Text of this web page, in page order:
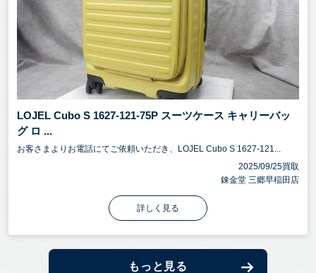
LOJEL Cubo S 1627-121-75P スーツケース キャリーバッ
グ ロ ...
お客さまよりお電話にてご依頼いただき、LOJEL Cubo S 1627-121...
2025/09/25買取
錬金堂 三郷早稲田店
詳しく見る
もっと見る